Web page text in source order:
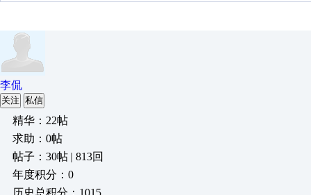
李侃
关注 私信
精华：22帖
求助：0帖
帖子：30帖 | 813回
年度积分：0
历史总积分：1015